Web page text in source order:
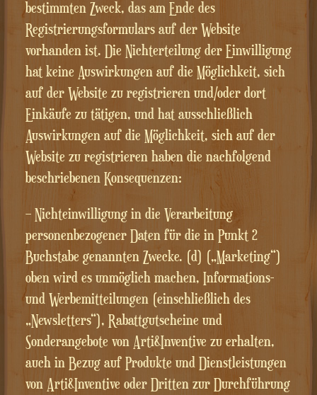
bestimmten Zweck, das am Ende des
Registrierungsformulars auf der Website
vorhanden ist. Die Nichterteilung der Einwilligung
hat keine Auswirkungen auf die Möglichkeit, sich
auf der Website zu registrieren und/oder dort
Einkäufe zu tätigen, und hat ausschließlich
Auswirkungen auf die Möglichkeit, sich auf der
Website zu registrieren haben die nachfolgend
beschriebenen Konsequenzen:
– Nichteinwilligung in die Verarbeitung
personenbezogener Daten für die in Punkt 2
Buchstabe genannten Zwecke. (d) („Marketing“)
oben wird es unmöglich machen, Informations-
und Werbemitteilungen (einschließlich des
„Newsletters“), Rabattgutscheine und
Sonderangebote von Arti&Inventive zu erhalten,
auch in Bezug auf Produkte und Dienstleistungen
von Arti&Inventive oder Dritten zur Durchführung